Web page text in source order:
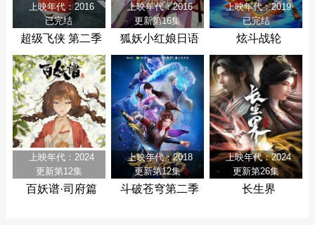
上映年代：2016
已完结
超级飞侠 第二季
上映年代：2016
更新第16集
狐妖小红娘日语
版
上映年代：2019
已完结
炫斗战轮
上映年代：2024
更新第12集
百妖谱·司府篇
上映年代：2018
更新第12集
斗破苍穹第二季
上映年代：2024
更新第26集
长生界